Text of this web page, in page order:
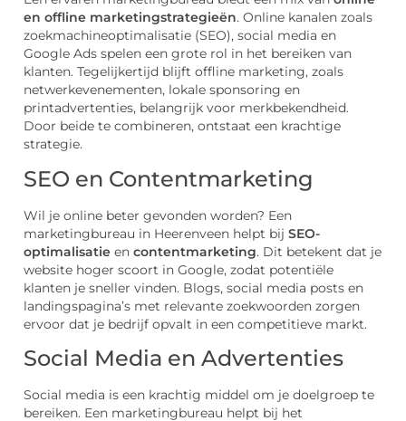
en offline marketingstrategieën. Online kanalen zoals
zoekmachineoptimalisatie (SEO), social media en
Google Ads spelen een grote rol in het bereiken van
klanten. Tegelijkertijd blijft offline marketing, zoals
netwerkevenementen, lokale sponsoring en
printadvertenties, belangrijk voor merkbekendheid.
Door beide te combineren, ontstaat een krachtige
strategie.
SEO en Contentmarketing
Wil je online beter gevonden worden? Een
marketingbureau in Heerenveen helpt bij SEO-
optimalisatie en contentmarketing. Dit betekent dat je
website hoger scoort in Google, zodat potentiële
klanten je sneller vinden. Blogs, social media posts en
landingspagina’s met relevante zoekwoorden zorgen
ervoor dat je bedrijf opvalt in een competitieve markt.
Social Media en Advertenties
Social media is een krachtig middel om je doelgroep te
bereiken. Een marketingbureau helpt bij het